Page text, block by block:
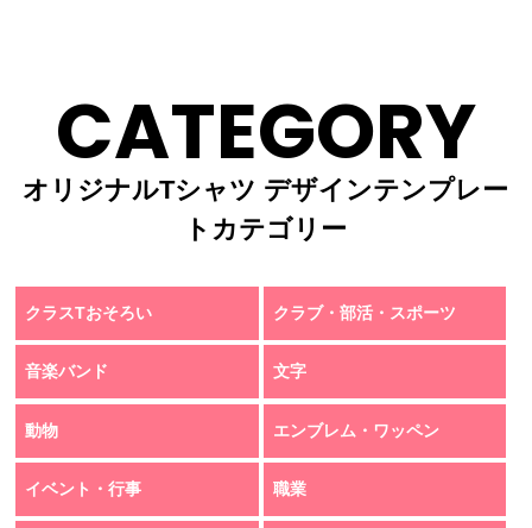
CATEGORY
オリジナルTシャツ デザインテンプレー
トカテゴリー
クラスTおそろい クラブ・部活・スポーツ
音楽バンド 文字
動物 エンブレム・ワッペン
イベント・行事 職業